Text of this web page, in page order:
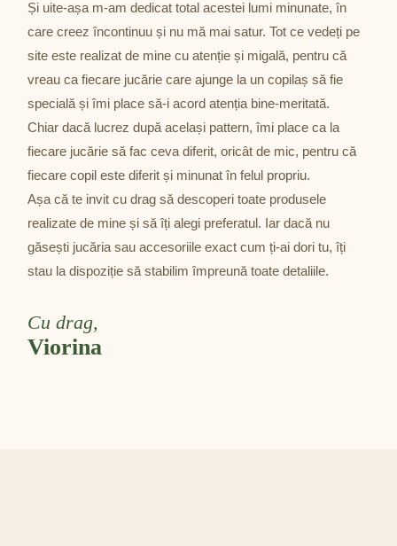
Și uite-așa m-am dedicat total acestei lumi minunate, în
care creez încontinuu și nu mă mai satur. Tot ce vedeți pe
site este realizat de mine cu atenție și migală, pentru că
vreau ca fiecare jucărie care ajunge la un copilaș să fie
specială și îmi place să-i acord atenția bine-meritată.
Chiar dacă lucrez după același pattern, îmi place ca la
fiecare jucărie să fac ceva diferit, oricât de mic, pentru că
fiecare copil este diferit și minunat în felul propriu.
Așa că te invit cu drag să descoperi toate produsele
realizate de mine și să îți alegi preferatul. Iar dacă nu
găsești jucăria sau accesoriile exact cum ți-ai dori tu, îți
stau la dispoziție să stabilim împreună toate detaliile.
Cu drag,
Viorina